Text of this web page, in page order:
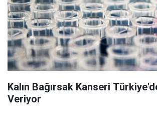
Kalın Bağırsak Kanseri
Veriyor